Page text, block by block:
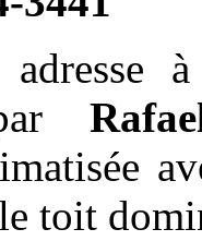
adresse
par
toit